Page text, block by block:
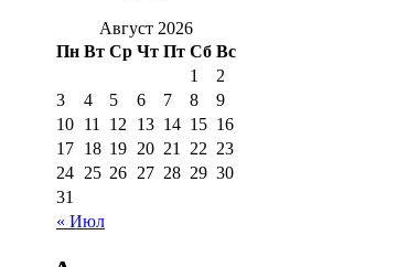
Август 2026
Пн Вт Ср Чт Пт Сб Вс
« Июл
1
2
3
4 5 6 7 8
9
10 11 12 13 14 15 16
17 18 19 20 21 22 23
24 25 26 27 28 29 30
31